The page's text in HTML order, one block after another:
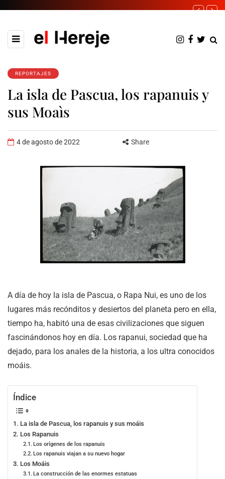
REPORTAJES
La isla de Pascua, los rapanuis y
sus Moaìs
4 de agosto de 2022 Share
A día de hoy la isla de Pascua, o Rapa Nui, es uno de los
lugares más recónditos y desiertos del planeta pero en ella,
tiempo ha, habitó una de esas civilizaciones que siguen
fascinándonos hoy en día. Los rapanui, sociedad que ha
dejado, para los anales de la historia, a los ultra conocidos
moáis.
Índice
La isla de Pascua, los rapanuis y sus moáis
Los Rapanuis
Los orígenes de los rapanuis
Los rapanuis viajan a su nuevo hogar
Los Moáis
La construcción de las enormes estatuas